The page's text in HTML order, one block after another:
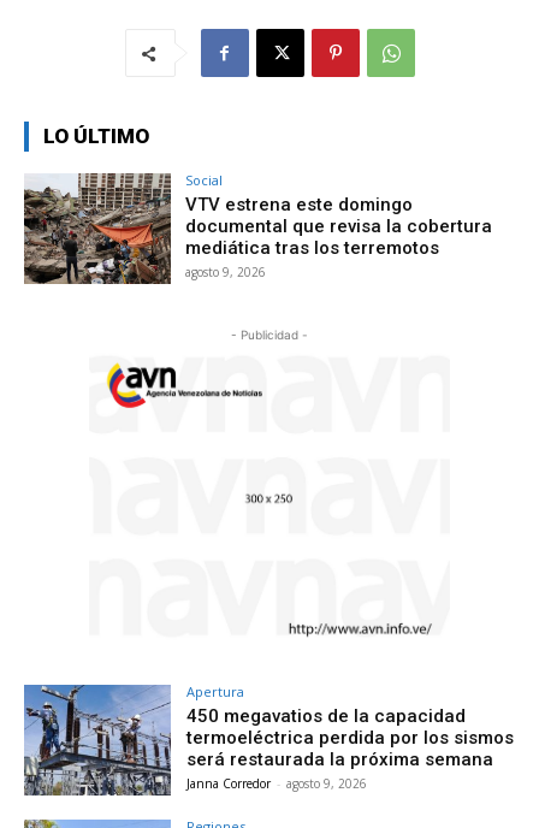
LO ÚLTIMO
Social
VTV estrena este domingo
documental que revisa la cobertura
mediática tras los terremotos
agosto 9, 2026
- Publicidad -
Apertura
450 megavatios de la capacidad
termoeléctrica perdida por los sismos
será restaurada la próxima semana
Janna Corredor - agosto 9, 2026